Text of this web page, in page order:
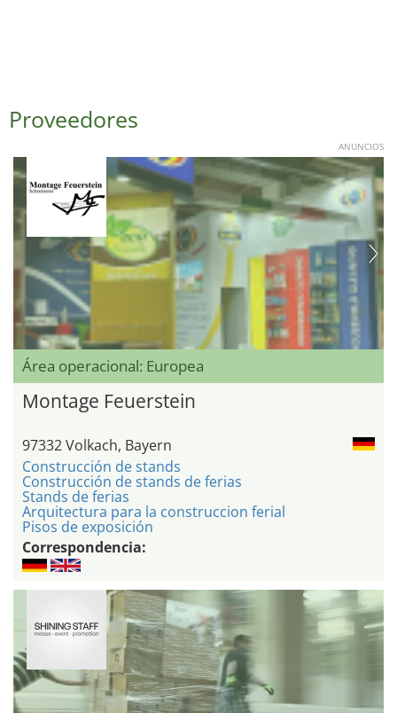
Proveedores
ANUNCIOS
Área operacional: Europea
Montage Feuerstein
97332 Volkach, Bayern
Construcción de stands
Construcción de stands de ferias
Stands de ferias
Arquitectura para la construccion ferial
Pisos de exposición
Correspondencia: